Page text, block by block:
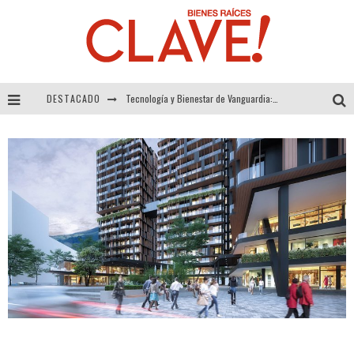
DESTACADO
El Despertar de la Calidez: Acabados Dorados de FV para Elevar tu Espacio